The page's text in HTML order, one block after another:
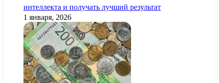
интеллекта и получать лучший результат
1 января, 2026